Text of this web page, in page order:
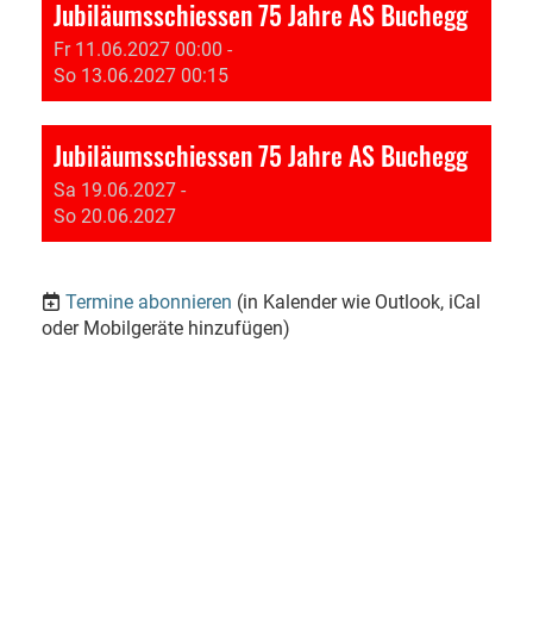
Jubiläumsschiessen 75 Jahre AS Buchegg
Fr 11.06.2027 00:00 -
So 13.06.2027 00:15
Jubiläumsschiessen 75 Jahre AS Buchegg
Sa 19.06.2027 -
So 20.06.2027
Termine abonnieren (in Kalender wie Outlook, iCal
oder Mobilgeräte hinzufügen)